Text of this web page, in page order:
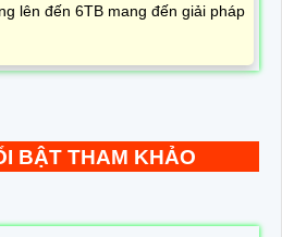
lên đến 6TB mang đến giải pháp
BẬT THAM KHẢO